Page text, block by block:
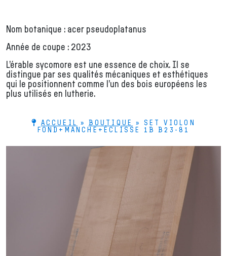
Nom botanique : acer pseudoplatanus
Année de coupe : 2023
L’érable sycomore est une essence de choix. Il se
distingue par ses qualités mécaniques et esthétiques
qui le positionnent comme l’un des bois européens les
plus utilisés en lutherie.
ACCUEIL » BOUTIQUE » SET VIOLON
FOND+MANCHE+ÉCLISSE 1B B23-81